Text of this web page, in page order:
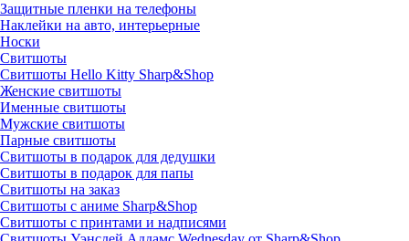
Защитные пленки на телефоны
Наклейки на авто, интерьерные
Носки
Свитшоты
Cвитшоты Hello Kitty Sharp&Shop
Женские свитшоты
Именные свитшоты
Мужские свитшоты
Парные свитшоты
Свитшоты в подарок для дедушки
Свитшоты в подарок для папы
Свитшоты на заказ
Свитшоты с аниме Sharp&Shop
Свитшоты с принтами и надписями